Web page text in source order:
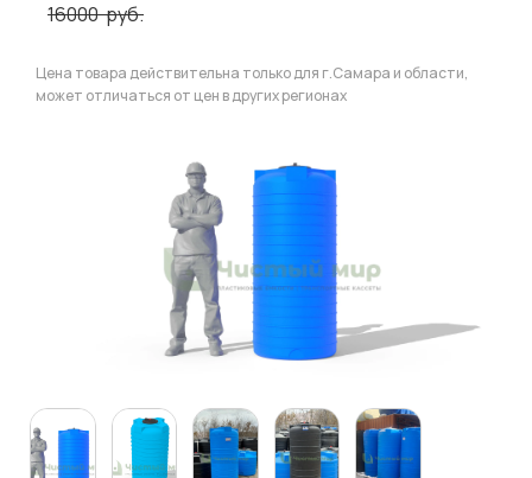
16000руб.
Цена товара действительна только для г.Самара и области,
может отличаться от цен в других регионах